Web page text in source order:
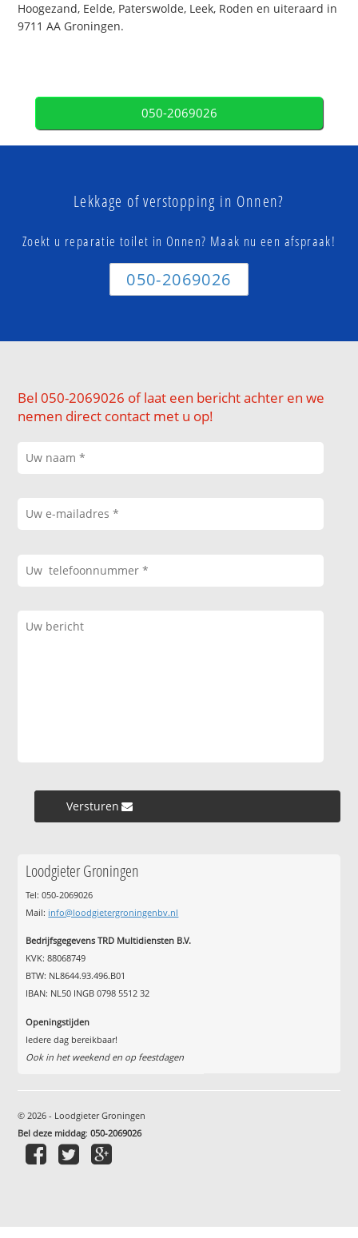
Hoogezand, Eelde, Paterswolde, Leek, Roden en uiteraard in
9711 AA Groningen.
050-2069026
Lekkage of verstopping in Onnen?
Zoekt u reparatie toilet in Onnen? Maak nu een afspraak!
050-2069026
Bel 050-2069026 of laat een bericht achter en we
nemen direct contact met u op!
Versturen »
Loodgieter Groningen
Tel: 050-2069026
Mail: info@loodgietergroningenbv.nl
Bedrijfsgegevens TRD Multidiensten B.V.
KVK: 88068749
BTW: NL8644.93.496.B01
IBAN: NL50 INGB 0798 5512 32
Openingstijden
Iedere dag bereikbaar!
Ook in het weekend en op feestdagen
© 2026 - Loodgieter Groningen
Bel deze middag:050-2069026